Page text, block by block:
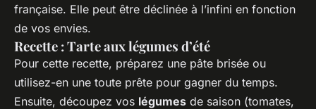
française. Elle peut être déclinée à l’infini en fonction
de vos envies.
Recette : Tarte aux légumes d’été
Pour cette recette, préparez une pâte brisée ou
utilisez-en une toute prête pour gagner du temps.
Ensuite, découpez vos légumes de saison (tomates,